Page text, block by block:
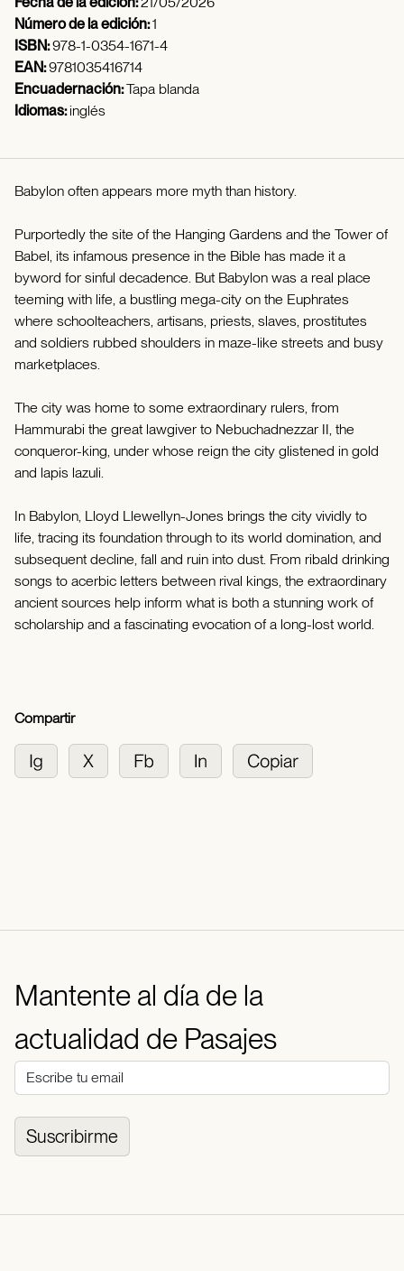
Número de la edición:1
ISBN:978-1-0354-1671-4
EAN:9781035416714
Encuadernación:Tapa blanda
Idiomas:inglés
Babylon often appears more myth than history.
Purportedly the site of the Hanging Gardens and the Tower of
Babel, its infamous presence in the Bible has made it a
byword for sinful decadence. But Babylon was a real place
teeming with life, a bustling mega-city on the Euphrates
where schoolteachers, artisans, priests, slaves, prostitutes
and soldiers rubbed shoulders in maze-like streets and busy
marketplaces.
The city was home to some extraordinary rulers, from
Hammurabi the great lawgiver to Nebuchadnezzar II, the
conqueror-king, under whose reign the city glistened in gold
and lapis lazuli.
In Babylon, Lloyd Llewellyn-Jones brings the city vividly to
life, tracing its foundation through to its world domination, and
subsequent decline, fall and ruin into dust. From ribald drinking
songs to acerbic letters between rival kings, the extraordinary
ancient sources help inform what is both a stunning work of
scholarship and a fascinating evocation of a long-lost world.
Compartir
Mantente al día de la
actualidad de Pasajes
Suscribirme